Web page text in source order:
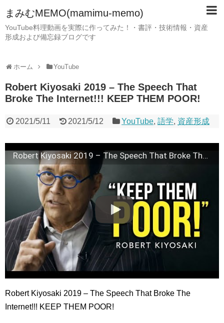
まみむMEMO(mamimu-memo)
YouTube料理動画を実際に作ってみた！・書評・技術情報・資産
形成および備忘録ブログです
ホーム YouTube
Robert Kiyosaki 2019 – The Speech That
Broke The Internet!!! KEEP THEM POOR!
2021/5/11 2021/5/12 YouTube,語学, 資産形成
Robert Kiyosaki 2019 – The Speech That Broke The Internet!!! KEEP THEM POOR!
Robert Kiyosaki 2019 – The Speech That Broke The
Internet!!! KEEP THEM POOR!